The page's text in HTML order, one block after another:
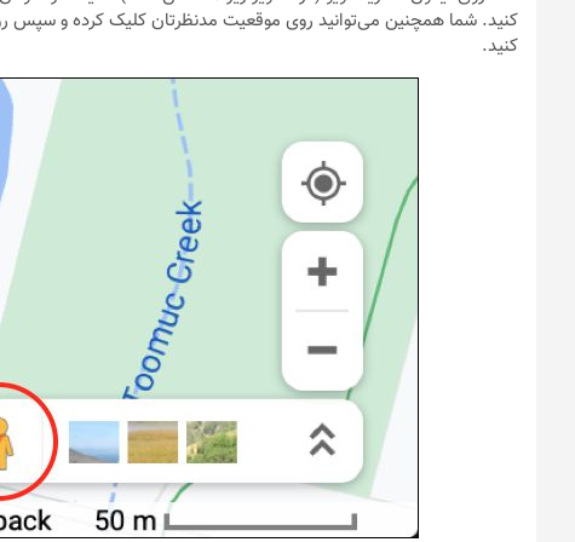
کنید. شما همچنین می‌توانید روی موقعیت مدنظرتان کلیک کرده و سپس
کنید.